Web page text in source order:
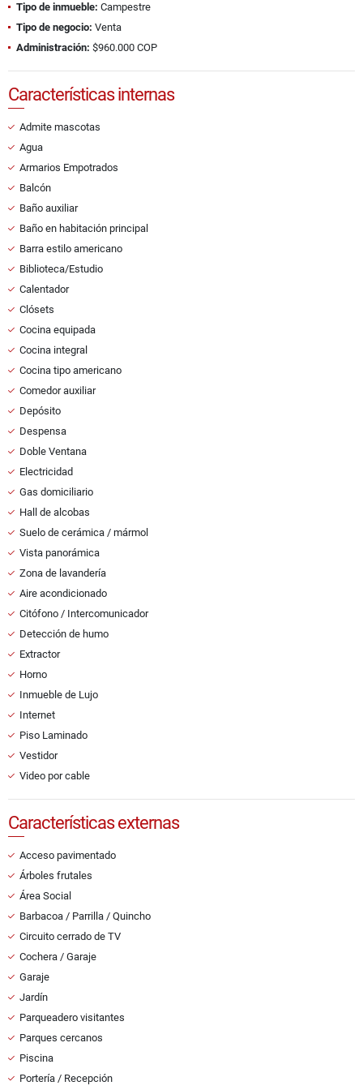
Tipo de inmueble: Campestre
Tipo de negocio: Venta
Administración: $960.000 COP
Características internas
Admite mascotas
Agua
Armarios Empotrados
Balcón
Baño auxiliar
Baño en habitación principal
Barra estilo americano
Biblioteca/Estudio
Calentador
Clósets
Cocina equipada
Cocina integral
Cocina tipo americano
Comedor auxiliar
Depósito
Despensa
Doble Ventana
Electricidad
Gas domiciliario
Hall de alcobas
Suelo de cerámica / mármol
Vista panorámica
Zona de lavandería
Aire acondicionado
Citófono / Intercomunicador
Detección de humo
Extractor
Horno
Inmueble de Lujo
Internet
Piso Laminado
Vestidor
Video por cable
Características externas
Acceso pavimentado
Árboles frutales
Área Social
Barbacoa / Parrilla / Quincho
Circuito cerrado de TV
Cochera / Garaje
Garaje
Jardín
Parqueadero visitantes
Parques cercanos
Piscina
Portería / Recepción